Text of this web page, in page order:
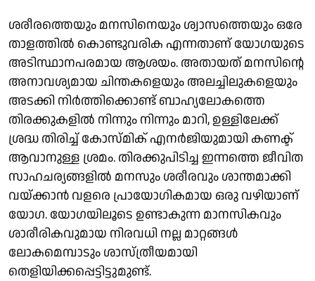
ശരീരത്തെയും മനസിനെയും ശ്വാസത്തെയും ഒരേ
താളത്തിൽ കൊണ്ടുവരിക എന്നതാണ് യോഗയുടെ
അടിസ്ഥാനപരമായ ആശയം. അതായത് മനസിന്റെ
അനാവശ്യമായ ചിന്തകളെയും അലച്ചിലുകളെയും
അടക്കി നിർത്തിക്കൊണ്ട് ബാഹ്യലോകത്തെ
തിരക്കുകളിൽ നിന്നും നിന്നും മാറി, ഉള്ളിലേക്ക്
ശ്രദ്ധ തിരിച്ച് കോസ്മിക് എനർജിയുമായി കണക്ട്
ആവാനുള്ള ശ്രമം. തിരക്കുപിടിച്ച ഇന്നത്തെ ജീവിത
സാഹചര്യങ്ങളിൽ മനസും ശരീരവും ശാന്തമാക്കി
വയ്ക്കാൻ വളരെ പ്രായോഗികമായ ഒരു വഴിയാണ്
യോഗ. യോഗയിലൂടെ ഉണ്ടാകുന്ന മാനസികവും
ശാരീരികവുമായ നിരവധി നല്ല മാറ്റങ്ങൾ
ലോകമെമ്പാടും ശാസ്ത്രീയമായി
തെളിയിക്കപ്പെട്ടിട്ടുമുണ്ട്.